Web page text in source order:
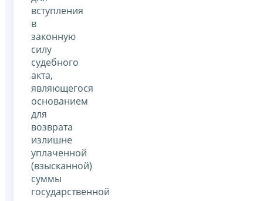
вступления
в
законную
силу
судебного
акта,
являющегося
основанием
для
возврата
излишне
уплаченной
(взысканной)
суммы
государственной